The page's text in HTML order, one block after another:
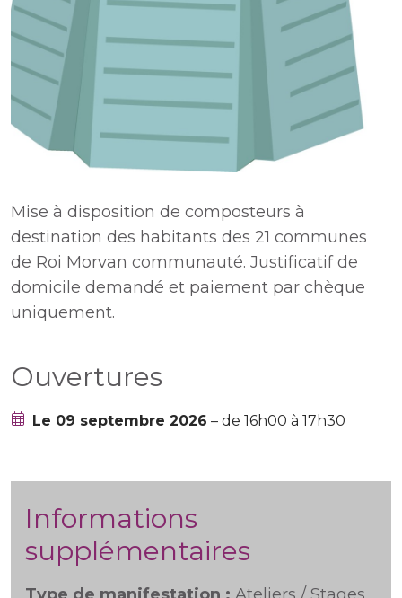
Mise à disposition de composteurs à
destination des habitants des 21 communes
de Roi Morvan communauté. Justificatif de
domicile demandé et paiement par chèque
uniquement.
Ouvertures
Le 09 septembre 2026 – de 16h00 à 17h30
Informations
supplémentaires